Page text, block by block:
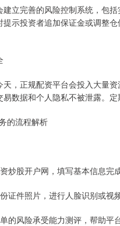
立完善的风险控制系统，包
提示投资者追加保证金或调整
，正规配资平台会投入大量
数据和个人隐私不被泄露。
的流程解析
炒股开户网，填写基本信息完
证件照片，进行人脸识别或视
的风险承受能力测评，帮助平